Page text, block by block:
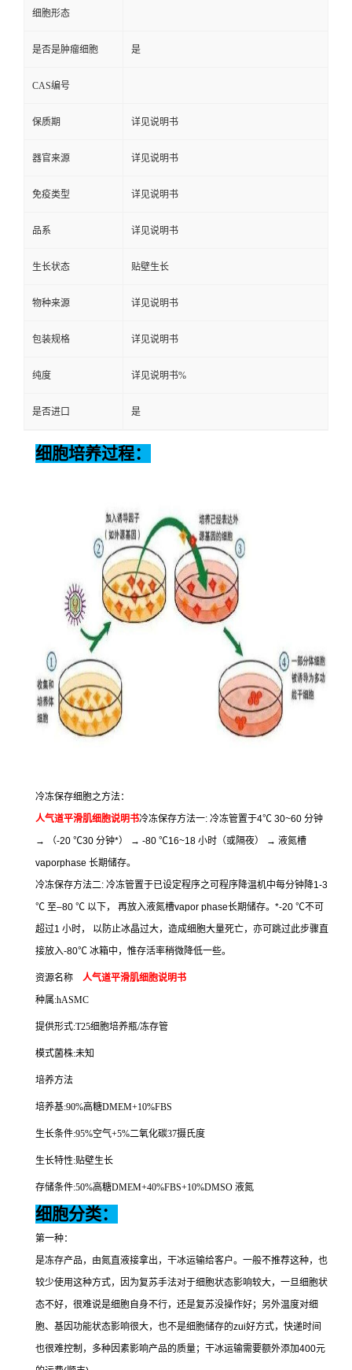
细胞形态
是否是肿瘤细胞 是
CAS编号
保质期 详见说明书
器官来源 详见说明书
免疫类型 详见说明书
品系 详见说明书
生长状态 贴壁生长
物种来源 详见说明书
包装规格 详见说明书
纯度 详见说明书%
是否进口 是
细胞培养过程：
冷冻保存细胞之方法：
人气道平滑肌细胞说明书冷冻保存方法一: 冷冻管置于4℃ 30~60 分钟
→
（-20 ℃30 分钟*） → -80 ℃16~18 小时（或隔夜） → 液氮槽
vaporphase 长期储存。
冷冻保存方法二: 冷冻管置于已设定程序之可程序降温机中每分钟降1-3
℃ 至–80 ℃ 以下， 再放入液氮槽vapor phase长期储存。 *-20 ℃不可
超过1 小时，
以防止冰晶过大，造成细胞大量死亡，亦可跳过此步骤直
接放入-80℃ 冰箱中，惟存活率稍微降低一些。
资源名称 人气道平滑肌细胞说明书
种属:hASMC
提供形式:T25细胞培养瓶/冻存管
模式菌株:未知
培养方法
培养基:90%高糖DMEM+10%FBS
生长条件:95%空气+5%二氧化碳37摄氏度
生长特性:贴壁生长
存储条件:50%高糖DMEM+40%FBS+10%DMSO 液氮
细胞分类：
第一种：
是冻存产品，由氮直液接拿出，干冰运输给客户。一般不推荐这种，也
较少使用这种方式，因为复苏手法对于细胞状态影响较大，一旦细胞状
态不好，很难说是细胞自身不行，还是复苏没操作好；另外温度对细
胞、基因功能状态影响很大，也不是细胞储存的zui好方式，快递时间
也很难控制，多种因素影响产品的质量；干冰运输需要额外添加400元